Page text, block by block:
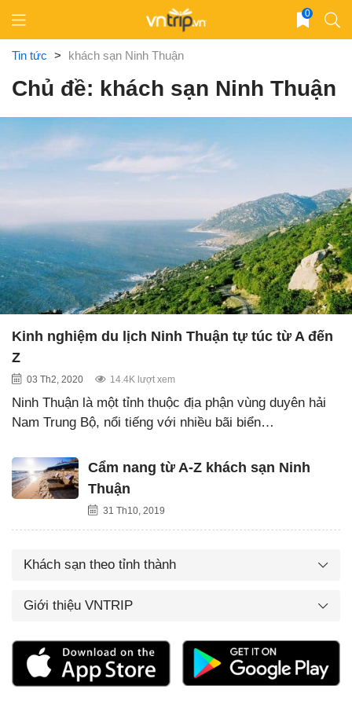
content
0
Tin tức > khách sạn Ninh Thuận
Chủ đề: khách sạn Ninh Thuận
Kinh nghiệm du lịch Ninh Thuận tự túc từ A đến
Z
03 Th2, 2020 14.4K lượt xem
Ninh Thuận là một tỉnh thuộc địa phận vùng duyên hải
Nam Trung Bộ, nổi tiếng với nhiều bãi biển…
Cẩm nang từ A-Z khách sạn Ninh
Thuận
31 Th10, 2019
Khách sạn theo tỉnh thành
Giới thiệu VNTRIP